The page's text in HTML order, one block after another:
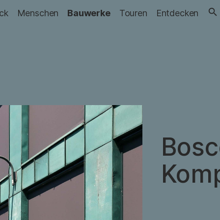
Menschen Bauwerke Touren Entdecken